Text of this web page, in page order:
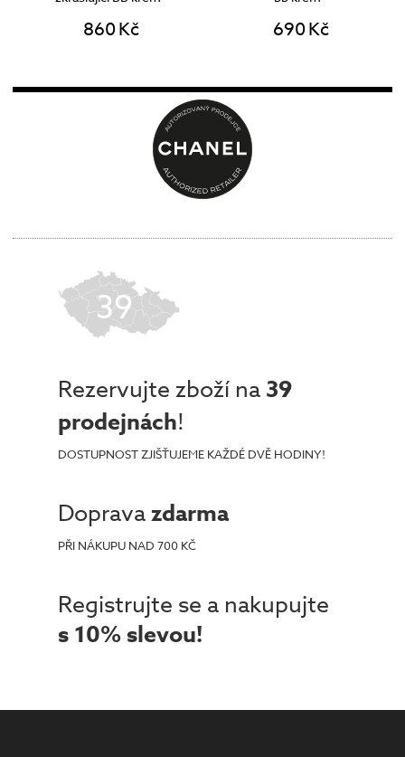
860 Kč 690 Kč
39
Rezervujte zboží na 39
prodejnách!
DOSTUPNOST ZJIŠŤUJEME KAŽDÉ DVĚ HODINY!
Dopravazdarma
PŘI NÁKUPU NAD 700 KČ
Registrujte se a nakupujte
s 10% slevou!